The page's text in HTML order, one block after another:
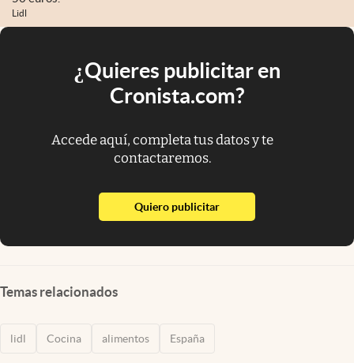
Lidl
¿Quieres publicitar en
Cronista.com?
Accede aquí, completa tus datos y te
contactaremos.
Quiero publicitarabre en nueva pestaña
Temas relacionados
lidl Cocina alimentos España